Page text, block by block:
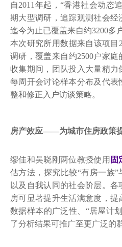
自2011年起，“香港社会动态
期大型调研，追踪观测社会经
迄今为止已覆盖来自约3200多
本次研究所用数据来自该项目
调研，覆盖来自约2500户家
收集期间，团队投入大量精
每周开会讨论样本分布及代表
整和修正入户访谈策略。
房产效应——为城市住房政策
缪佳和吴晓刚两位教授使用 固
估方法，探究比较“有房一族”
以及自我认同的社会阶层。
房可显著提升生活满意度，
数据样本的广泛性、“居屋计
了分析结果可推广至更广泛的